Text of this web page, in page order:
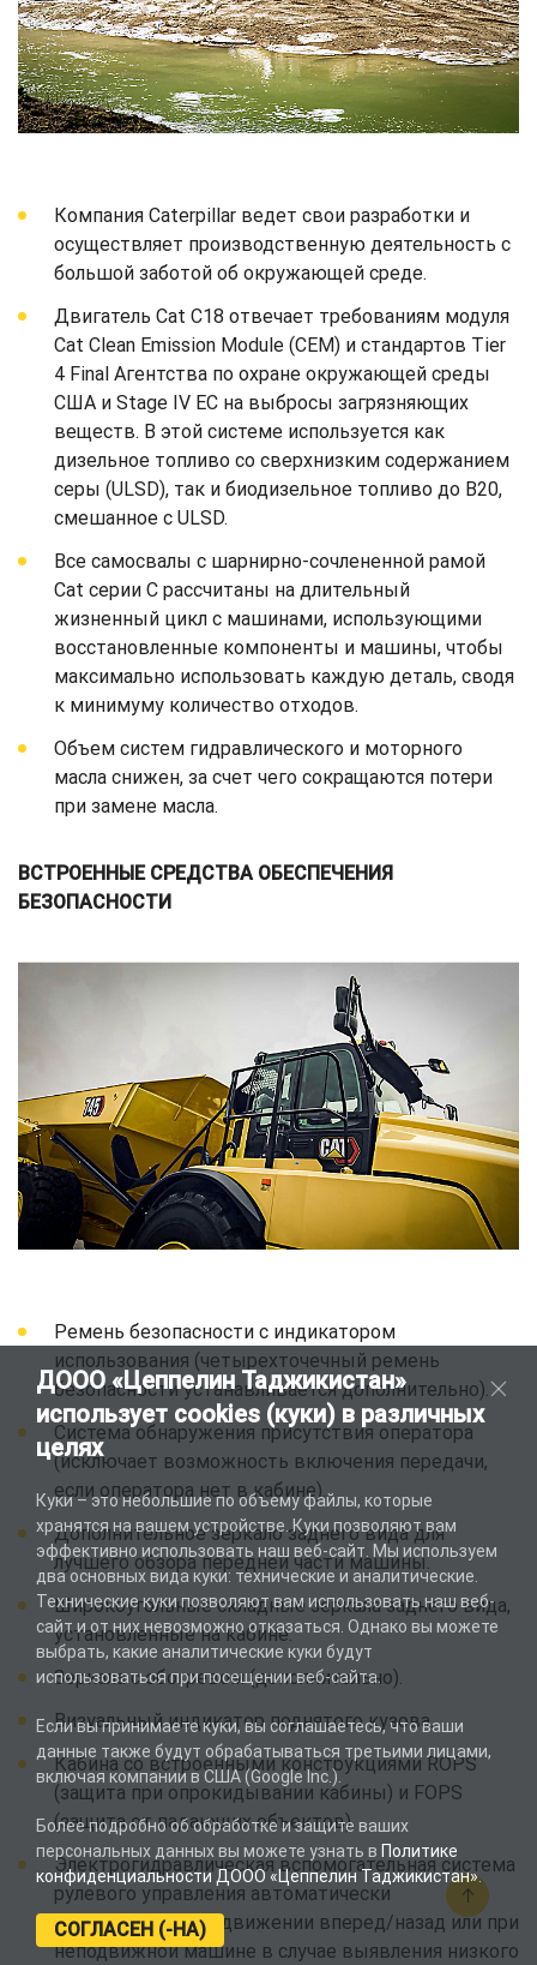
Компания Caterpillar ведет свои разработки и
осуществляет производственную деятельность с
большой заботой об окружающей среде.
Двигатель Cat C18 отвечает требованиям модуля
Cat Clean Emission Module (CEM) и стандартов Tier
4 Final Агентства по охране окружающей среды
США и Stage IV ЕС на выбросы загрязняющих
веществ. В этой системе используется как
дизельное топливо со сверхнизким содержанием
серы (ULSD), так и биодизельное топливо до B20,
смешанное с ULSD.
Все самосвалы с шарнирно-сочлененной рамой
Cat серии C рассчитаны на длительный
жизненный цикл с машинами, использующими
восстановленные компоненты и машины, чтобы
максимально использовать каждую деталь, сводя
к минимуму количество отходов.
Объем систем гидравлического и моторного
масла снижен, за счет чего сокращаются потери
при замене масла.
ВСТРОЕННЫЕ СРЕДСТВА ОБЕСПЕЧЕНИЯ
БЕЗОПАСНОСТИ
Ремень безопасности с индикатором
использования (четырехточечный ремень
безопасности устанавливается дополнительно).
Система обнаружения присутствия оператора
(исключает возможность включения передачи,
если оператора нет в кабине).
Дополнительное зеркало заднего вида для
лучшего обзора передней части машины.
Широкоугольные складные зеркала заднего вида,
установленные на кабине.
Зеркала с обогревом (дополнительно).
Визуальный индикатор поднятого кузова.
Кабина со встроенными конструкциями ROPS
(защита при опрокидывании кабины) и FOPS
(защита от падающих объектов).
Электрогидравлическая вспомогательная система
рулевого управления автоматически
активируется при движении вперед/назад или при
неподвижной машине в случае выявления низкого
ДООО «Цеппелин Таджикистан»
использует cookies (куки) в различных
целях
Куки – это небольшие по объему файлы, которые
хранятся на вашем устройстве. Куки позволяют вам
эффективно использовать наш веб-сайт. Мы используем
два основных вида куки: технические и аналитические.
Технические куки позволяют вам использовать наш веб-
сайт и от них невозможно отказаться. Однако вы можете
выбрать, какие аналитические куки будут
использоваться при посещении веб-сайта.
Если вы принимаете куки, вы соглашаетесь, что ваши
данные также будут обрабатываться третьими лицами,
включая компании в США (Google Inc.).
Более подробно об обработке и защите ваших
персональных данных вы можете узнать в Политике
конфиденциальности ДООО «Цеппелин Таджикистан».
СОГЛАСЕН (-НА)